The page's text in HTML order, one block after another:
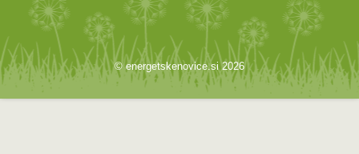
© energetskenovice.si 2026